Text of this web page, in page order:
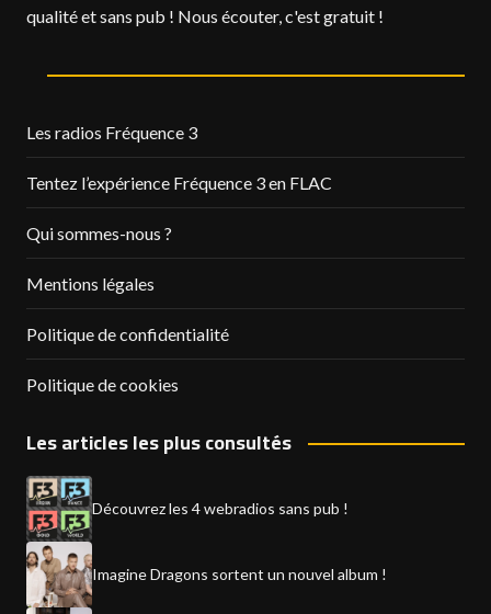
qualité et sans pub ! Nous écouter, c'est gratuit !
Les radios Fréquence 3
Tentez l’expérience Fréquence 3 en FLAC
Qui sommes-nous ?
Mentions légales
Politique de confidentialité
Politique de cookies
Les articles les plus consultés
Découvrez les 4 webradios sans pub !
Imagine Dragons sortent un nouvel album !